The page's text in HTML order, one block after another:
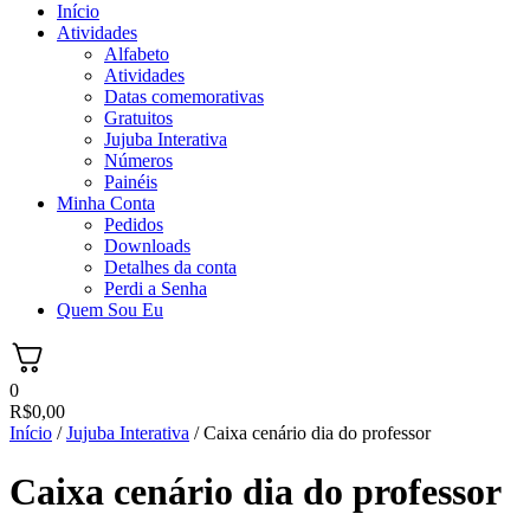
Início
Atividades
Alfabeto
Atividades
Datas comemorativas
Gratuitos
Jujuba Interativa
Números
Painéis
Minha Conta
Pedidos
Downloads
Detalhes da conta
Perdi a Senha
Quem Sou Eu
0
R$0,00
Início /Jujuba Interativa / Caixa cenário dia do professor
Caixa cenário dia do professor